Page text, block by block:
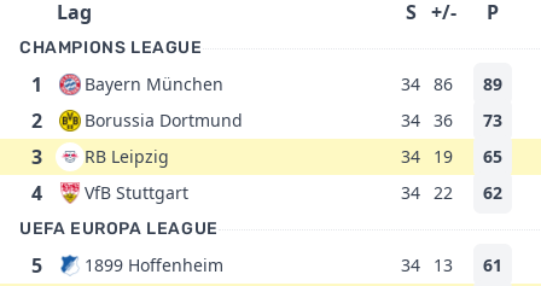
Lag S +/- P
CHAMPIONS LEAGUE
1 Bayern München 34 86 89
2 Borussia Dortmund 34 36 73
3 RB Leipzig 34 19 65
4 VfB Stuttgart 34 22 62
UEFA EUROPA LEAGUE
5 1899 Hoffenheim 34 13 61